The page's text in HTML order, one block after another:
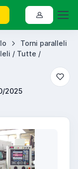
Torni paralleli
/ Tutte /
2025